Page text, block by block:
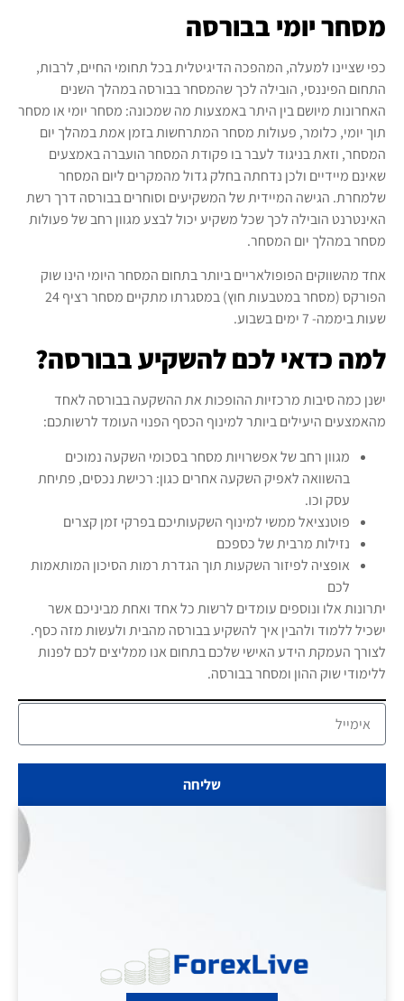
שליחה
מסחר יומי בבורסה
כפי שציינו למעלה, המהפכה הדיגיטלית בכל תחומי החיים, לרבות,
התחום הפיננסי, הובילה לכך שהמסחר בבורסה במהלך השנים
האחרונות מיושם בין היתר באמצעות מה שמכונה: מסחר יומי או מסחר
תוך יומי, כלומר, פעולות מסחר המתרחשות בזמן אמת במהלך יום
המסחר, וזאת בניגוד לעבר בו פקודת המסחר הועברה באמצעים
שאינם מיידיים ולכן נדחתה בחלק גדול מהמקרים ליום המסחר
שלמחרת. הגישה המיידית של המשקיעים וסוחרים בבורסה דרך רשת
האינטרנט הובילה לכך שכל משקיע יכול לבצע מגוון רחב של פעולות
מסחר במהלך יום המסחר.
אחד מהשווקים הפופולאריים ביותר בתחום המסחר היומי הינו שוק
הפורקס (מסחר במטבעות חוץ) במסגרתו מתקיים מסחר רציף 24
שעות ביממה- 7 ימים בשבוע.
למה כדאי לכם להשקיע בבורסה?
ישנן כמה סיבות מרכזיות ההופכות את ההשקעה בבורסה לאחד
מהאמצעים היעילים ביותר למינוף הכסף הפנוי העומד לרשותכם:
מגוון רחב של אפשרויות מסחר בסכומי השקעה נמוכים
בהשוואה לאפיק השקעה אחרים כגון: רכישת נכסים, פתיחת
עסק וכו.
פוטנציאל ממשי למינוף השקעותיכם בפרקי זמן קצרים
נזילות מרבית של כספכם
אופציה לפיזור השקעות תוך הגדרת רמות הסיכון המותאמות
לכם
יתרונות אלו ונוספים עומדים לרשות כל אחד ואחת מביניכם אשר
ישכיל ללמוד ולהבין איך להשקיע בבורסה מהבית ולעשות מזה כסף.
לצורך העמקת הידע האישי שלכם בתחום אנו ממליצים לכם לפנות
ללימודי שוק ההון ומסחר בבורסה.